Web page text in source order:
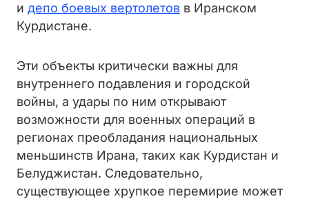
и депо боевых вертолетов в Иранском
Курдистане.
Эти объекты критически важны для
внутреннего подавления и городской
войны, а удары по ним открывают
возможности для военных операций в
регионах преобладания национальных
меньшинств Ирана, таких как Курдистан и
Белуджистан. Следовательно,
существующее хрупкое перемирие может